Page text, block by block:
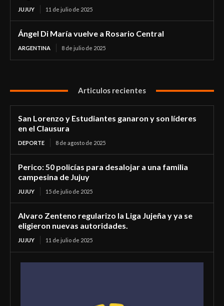
JUJUY 11 de julio de 2025
Ángel Di María vuelve a Rosario Central
ARGENTINA 8 de julio de 2025
Articulos recientes
San Lorenzo y Estudiantes ganaron y son líderes
en el Clausura
DEPORTE 8 de agosto de 2025
Perico: 50 policías para desalojar a una familia
campesina de Jujuy
JUJUY 15 de julio de 2025
Alvaro Zenteno regularizo la Liga Jujeña y ya se
eligieron nuevas autoridades.
JUJUY 11 de julio de 2025